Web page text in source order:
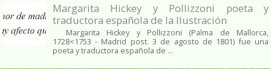
Margarita Hickey y Pollizzoni poeta y
traductora española de la Ilustración
Margarita Hickey y Pollizzoni (Palma de Mallorca,
1728<1753 - Madrid post. 3 de agosto de 1801) fue una
poeta y traductora española de ...